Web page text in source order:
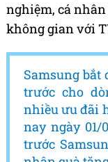
nghiệm, cá
không gian với
Samsung
trước cho
nhiều ưu đãi
nay ngày 01/
trước